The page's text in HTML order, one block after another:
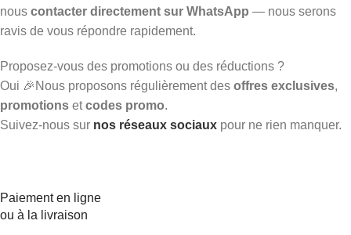
nous contacter directement sur WhatsApp — nous serons
ravis de vous répondre rapidement.
Proposez-vous des promotions ou des réductions ?
Oui 🎉Nous proposons régulièrement des offres exclusives,
promotions etcodes promo.
Suivez-nous sur nos réseaux sociaux pour ne rien manquer.
Paiement en ligne
ou à la livraison